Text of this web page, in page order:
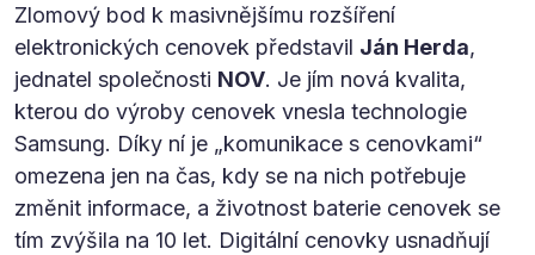
Zlomový bod k masivnějšímu rozšíření
elektronických cenovek představil Ján Herda,
jednatel společnosti NOV. Je jím nová kvalita,
kterou do výroby cenovek vnesla technologie
Samsung. Díky ní je „komunikace s cenovkami“
omezena jen na čas, kdy se na nich potřebuje
změnit informace, a životnost baterie cenovek se
tím zvýšila na 10 let. Digitální cenovky usnadňují